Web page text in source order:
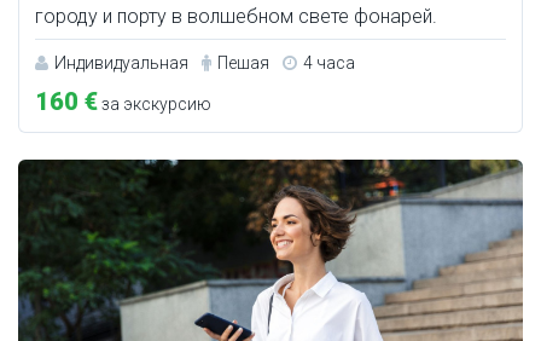
городу и порту в волшебном свете фонарей.
Индивидуальная Пешая 4 часа
160 €за экскурсию